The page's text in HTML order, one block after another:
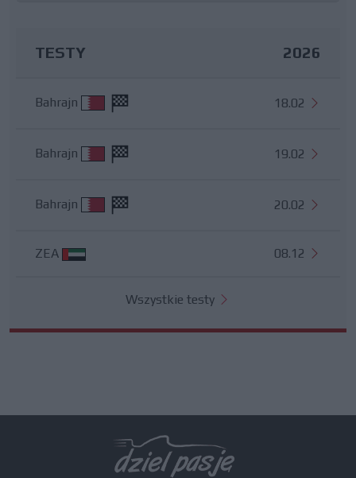
TESTY 2026
Bahrajn 18.02
Bahrajn 19.02
Bahrajn 20.02
ZEA 08.12
Wszystkie testy